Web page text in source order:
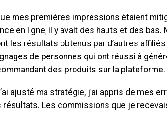
mes premières impressions étaient
en ligne, il y avait des hauts et des bas.
les résultats obtenus par d’autres affiliés
de personnes qui ont réussi à
des produits sur la plateforme.
ajusté ma stratégie, j’ai appris de mes
résultats. Les commissions que je